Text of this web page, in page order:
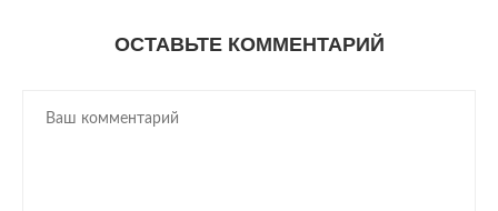
ОСТАВЬТЕ КОММЕНТАРИЙ